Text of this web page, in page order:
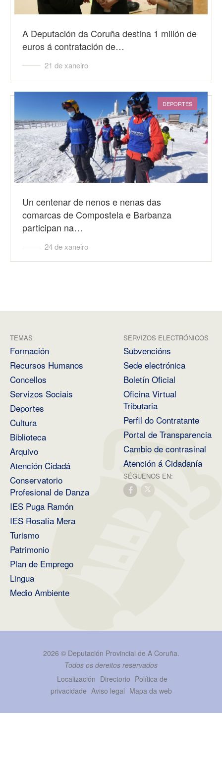
A Deputación da Coruña destina 1 millón de
euros á contratación de…
21 de xaneiro
DEPORTES
Un centenar de nenos e nenas das
comarcas de Compostela e Barbanza
participan na…
24 de xaneiro
TEMAS
Formación
Recursos Humanos
Concellos
Servizos Sociais
Deportes
Cultura
Biblioteca
Arquivo
Atención Cidadá
Conservatorio
Profesional de Danza
IES Puga Ramón
IES Rosalía Mera
Turismo
Patrimonio
Plan de Emprego
Lingua
Medio Ambiente
SERVIZOS ELECTRÓNICOS
Subvencións
Sede electrónica
Boletín Oficial
Oficina Virtual
Tributaria
Perfil do Contratante
Portal de Transparencia
Cambio de contrasinal
Atención á Cidadanía
SÉGUENOS EN:
2026 © Deputación Provincial de A Coruña.
Todos os dereitos reservados
Localización Directorio Política de
privacidade Aviso legal Mapa da web